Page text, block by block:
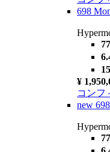
698
¥
コンフ
new